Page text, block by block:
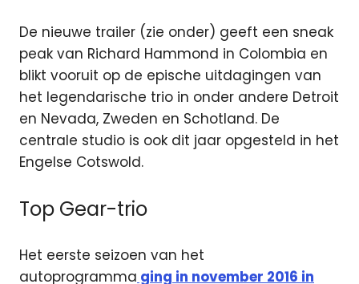
De nieuwe trailer (zie onder) geeft een sneak
peak van Richard Hammond in Colombia en
blikt vooruit op de epische uitdagingen van
het legendarische trio in onder andere Detroit
en Nevada, Zweden en Schotland. De
centrale studio is ook dit jaar opgesteld in het
Engelse Cotswold.
Top Gear-trio
Het eerste seizoen van het
autoprogramma ging in november 2016 in